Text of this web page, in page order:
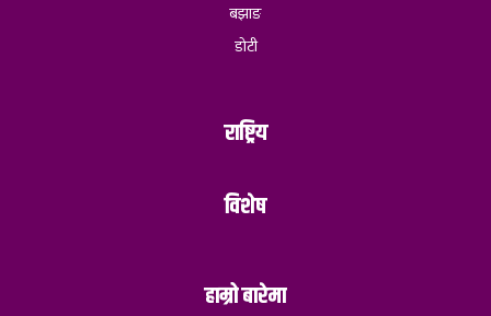
बझाङ
डोटी
राष्ट्रिय
विशेष
हाम्रो बारेमा